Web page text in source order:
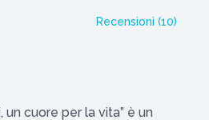
Recensioni (10)
un cuore per la vita” è un